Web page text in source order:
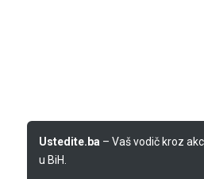
Ustedite.ba – Vaš vodič kroz
u BiH.